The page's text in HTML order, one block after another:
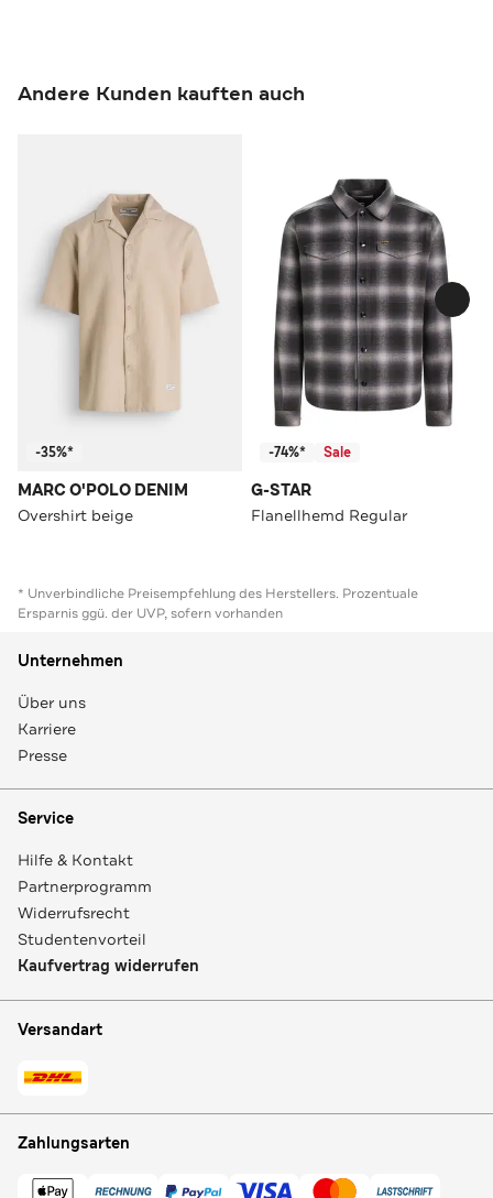
Andere Kunden kauften auch
-35%*
MARC O'POLO DENIM
Overshirt beige
-74%* Sale
G-STAR
Flanellhemd Regular
* Unverbindliche Preisempfehlung des Herstellers. Prozentuale
Ersparnis ggü. der UVP, sofern vorhanden
Unternehmen
Über uns
Karriere
Presse
Service
Hilfe & Kontakt
Partnerprogramm
Widerrufsrecht
Studentenvorteil
Kaufvertrag widerrufen
Versandart
Zahlungsarten